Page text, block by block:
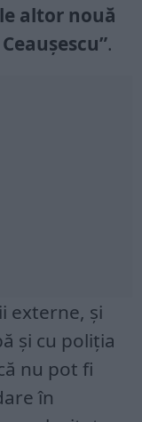
altor nouă
.
externe, şi
şi cu poliţia
nu pot fi
în